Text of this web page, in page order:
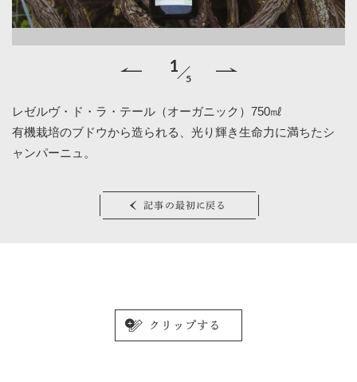
レゼルヴ・ド・ラ・テール（オーガニック）750㎖
有機栽培のブドウから造られる、光り輝き生命力に満ちたシ
ャンパーニュ。
記事の最初に戻る
1
5